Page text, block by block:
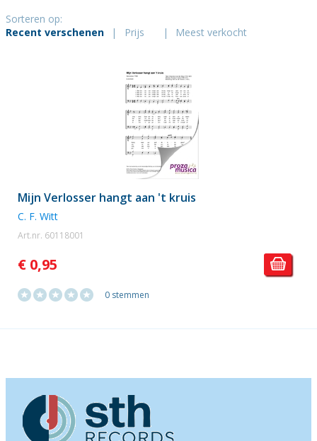
Sorteren op:
Recent verschenen
| Prijs | Meest verkocht
Mijn Verlosser hangt aan 't kruis
C. F. Witt
Art.nr. 60118001
€ 0,95
0 stemmen